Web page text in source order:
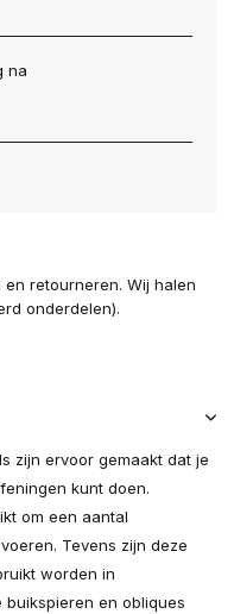
na
retourneren. Wij halen
onderdelen).
zijn ervoor gemaakt dat je
kunt doen.
om een aantal
Tevens zijn deze
worden in
en obliques